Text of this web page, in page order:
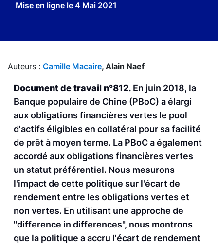
Mise en ligne le 4 Mai 2021
Auteurs : Camille Macaire, Alain Naef
Document de travail n°812. En juin 2018, la
Banque populaire de Chine (PBoC) a élargi
aux obligations financières vertes le pool
d'actifs éligibles en collatéral pour sa facilité
de prêt à moyen terme. La PBoC a également
accordé aux obligations financières vertes
un statut préférentiel. Nous mesurons
l'impact de cette politique sur l'écart de
rendement entre les obligations vertes et
non vertes. En utilisant une approche de
"difference in differences", nous montrons
que la politique a accru l'écart de rendement